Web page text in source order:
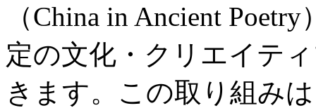
（China in Ancient
定の文化・クリエイテ
きます。この取り組み